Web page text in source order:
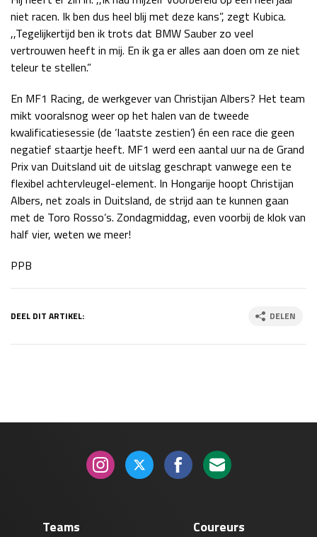
niet racen. Ik ben dus heel blij met deze kans”, zegt Kubica.
,,Tegelijkertijd ben ik trots dat BMW Sauber zo veel
vertrouwen heeft in mij. En ik ga er alles aan doen om ze niet
teleur te stellen.”
En MF1 Racing, de werkgever van Christijan Albers? Het team
mikt vooralsnog weer op het halen van de tweede
kwalificatiesessie (de ‘laatste zestien’) én een race die geen
negatief staartje heeft. MF1 werd een aantal uur na de Grand
Prix van Duitsland uit de uitslag geschrapt vanwege een te
flexibel achtervleugel-element. In Hongarije hoopt Christijan
Albers, net zoals in Duitsland, de strijd aan te kunnen gaan
met de Toro Rosso’s. Zondagmiddag, even voorbij de klok van
half vier, weten we meer!
PPB
DEEL DIT ARTIKEL: DELEN
Teams Coureurs